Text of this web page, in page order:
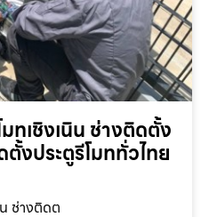
ทเชิงเนิน ช่างติดตั้ง
งประตูรีโมททั่วไทย
ช่างติดต